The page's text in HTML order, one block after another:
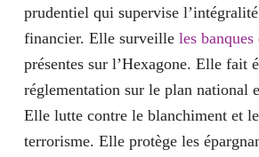
prudentiel qui supervise
financier. Elle surveille les banques
présentes sur l’Hexagone. Elle fait
réglementation sur le plan national
Elle lutte contre le blanchiment et
terrorisme. Elle protège les